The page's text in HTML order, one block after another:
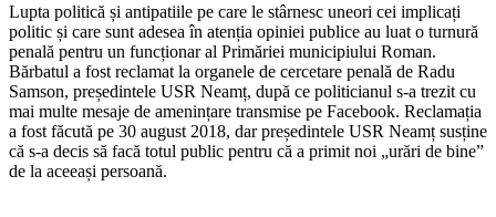
Lupta politică și antipatiile pe care le stârnesc uneori cei implicați
politic și care sunt adesea în atenția opiniei publice au luat o turnură
penală pentru un funcționar al Primăriei municipiului Roman.
Bărbatul a fost reclamat la organele de cercetare penală de Radu
Samson, președintele USR Neamț, după ce politicianul s-a trezit cu
mai multe mesaje de amenințare transmise pe Facebook. Reclamația
a fost făcută pe 30 august 2018, dar președintele USR Neamț susține
că s-a decis să facă totul public pentru că a primit noi „urări de bine”
de la aceeași persoană.